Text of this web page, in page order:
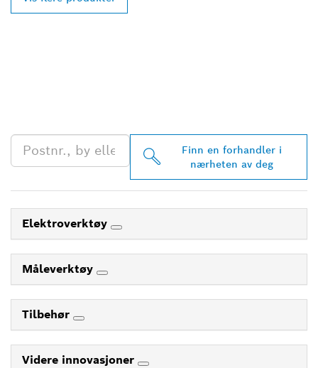
Finn en forhandler i
nærheten av deg
Elektroverktøy
Måleverktøy
Tilbehør
Videre innovasjoner